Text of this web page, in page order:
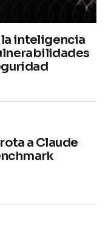
inteligencia
a Claude